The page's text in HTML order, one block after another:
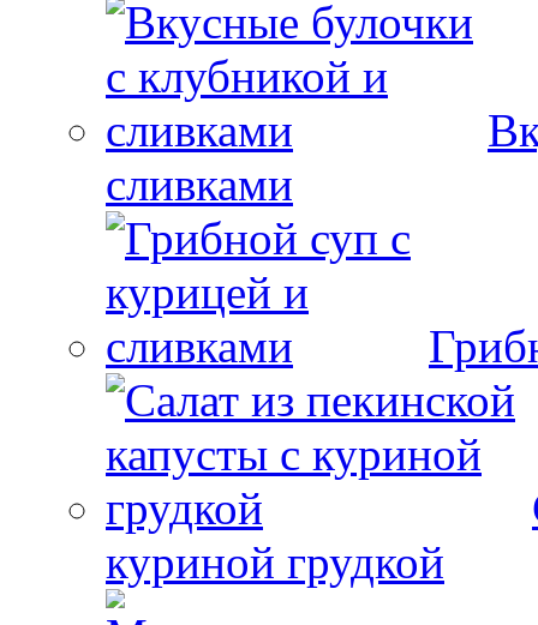
сливками
куриной грудкой